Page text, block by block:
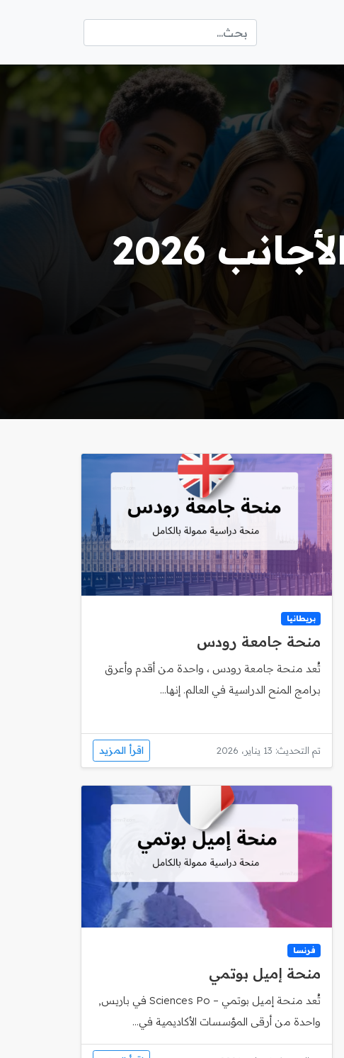
2026
بريطانيا
منحة جامعة رودس
تُعد منحة جامعة رودس ، واحدة من أقدم وأعرق
برامج المنح الدراسية في العالم. إنها...
تم التحديث: 13 يناير، 2026 اقرأ المزيد
فرنسا
منحة إميل بوتمي
تُعد منحة إميل بوتمي – Sciences Po في باريس,
واحدة من أرقى المؤسسات الأكاديمية في...